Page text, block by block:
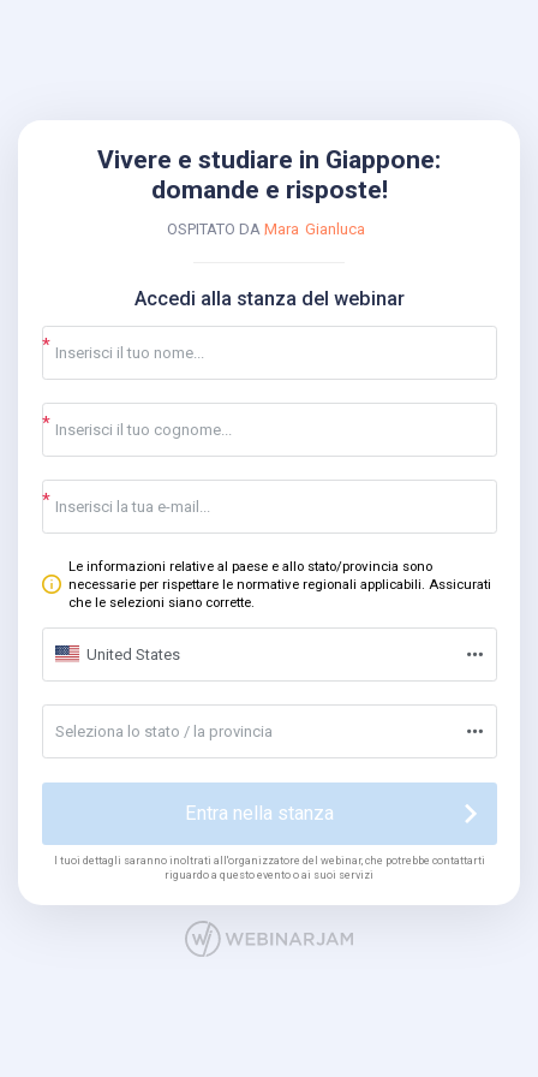
Vivere e studiare in Giappone:
domande e risposte!
OSPITATO DA Mara Gianluca
Accedi alla stanza del webinar
Le informazioni relative al paese e allo stato/provincia sono
necessarie per rispettare le normative regionali applicabili. Assicurati
che le selezioni siano corrette.
United States
Seleziona lo stato / la provincia
Entra nella stanza
I tuoi dettagli saranno inoltrati all'organizzatore del webinar, che potrebbe contattarti
riguardo a questo evento o ai suoi servizi